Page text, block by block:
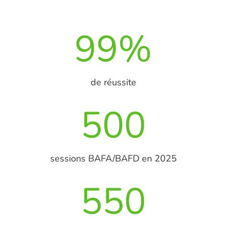
99%
de réussite
500
sessions BAFA/BAFD en 2025
550